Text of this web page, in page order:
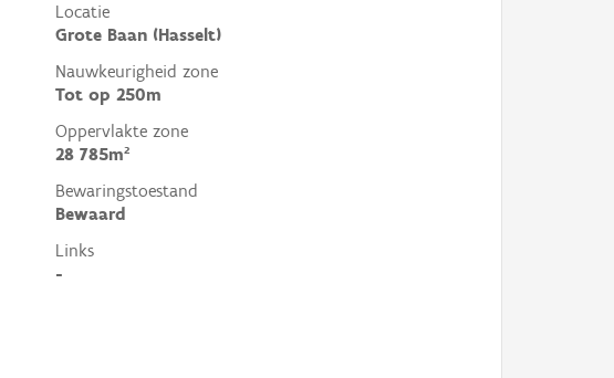
Locatie
Grote Baan (Hasselt)
Nauwkeurigheid zone
Tot op 250m
Oppervlakte zone
28 785m²
Bewaringstoestand
Bewaard
Links
-